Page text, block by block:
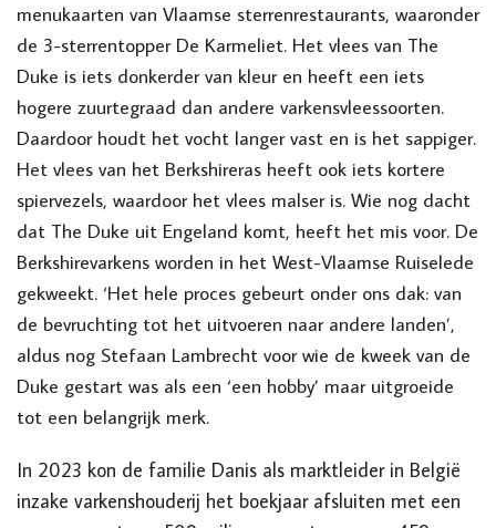
menukaarten van Vlaamse sterrenrestaurants, waaronder
de 3-sterrentopper De Karmeliet. Het vlees van The
Duke is iets donkerder van kleur en heeft een iets
hogere zuurtegraad dan andere varkensvleessoorten.
Daardoor houdt het vocht langer vast en is het sappiger.
Het vlees van het Berkshireras heeft ook iets kortere
spiervezels, waardoor het vlees malser is. Wie nog dacht
dat The Duke uit Engeland komt, heeft het mis voor. De
Berkshirevarkens worden in het West-Vlaamse Ruiselede
gekweekt. ‘Het hele proces gebeurt onder ons dak: van
de bevruchting tot het uitvoeren naar andere landen’,
aldus nog Stefaan Lambrecht voor wie de kweek van de
Duke gestart was als een ‘een hobby’ maar uitgroeide
tot een belangrijk merk.
In 2023 kon de familie Danis als marktleider in België
inzake varkenshouderij het boekjaar afsluiten met een